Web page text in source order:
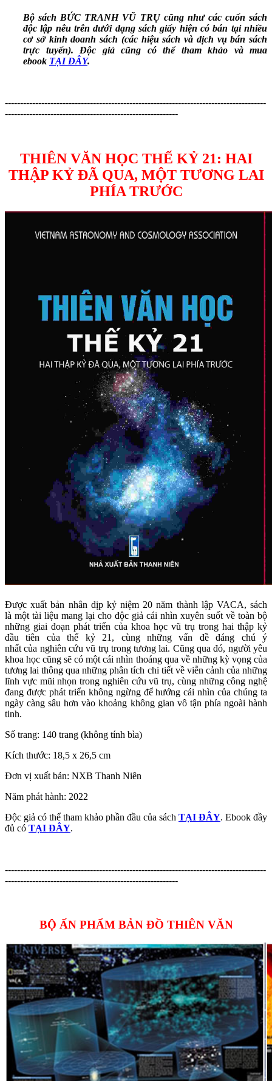
Bộ sách BỨC TRANH VŨ TRỤ cũng như các cuốn sách
độc lập nêu trên dưới dạng sách giấy hiện có bán tại nhiều
cơ sở kinh doanh sách (các hiệu sách và dịch vụ bán sách
trực tuyến). Độc giả cũng có thể tham khảo và mua
ebook TẠI ĐÂY.
--------------------------------------------------------------------------------------
---------------------------------------------------------
THIÊN VĂN HỌC THẾ KỶ 21: HAI
THẬP KỶ ĐÃ QUA, MỘT TƯƠNG LAI
PHÍA TRƯỚC
Được xuất bản nhân dịp kỷ niệm 20 năm thành lập VACA, sách
là một tài liệu mang lại cho độc giả cái nhìn xuyên suốt về toàn bộ
những giai đoạn phát triển của khoa học vũ trụ trong hai thập kỷ
đầu tiên của thế kỷ 21, cùng những vấn đề đáng chú ý
nhất của nghiên cứu vũ trụ trong tương lai. Cũng qua đó, người yêu
khoa học cũng sẽ có một cái nhìn thoáng qua về những kỳ vọng của
tương lai thông qua những phân tích chi tiết về viễn cảnh của những
lĩnh vực mũi nhọn trong nghiên cứu vũ trụ, cùng những công nghệ
đang được phát triển không ngừng để hướng cái nhìn của chúng ta
ngày càng sâu hơn vào khoảng không gian vô tận phía ngoài hành
tinh.
Số trang: 140 trang (không tính bìa)
Kích thước: 18,5 x 26,5 cm
Đơn vị xuất bản: NXB Thanh Niên
Năm phát hành: 2022
Độc giả có thể tham khảo phần đầu của sách TẠI ĐÂY. Ebook đầy
đủ có TẠI ĐÂY.
--------------------------------------------------------------------------------------
---------------------------------------------------------
BỘ ẤN PHẨM BẢN ĐỒ THIÊN VĂN